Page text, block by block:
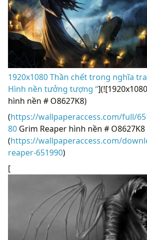
1920x1080 Thần chết trong nghĩa
Hình nền tưởng tượng “
hình nền # O8627K8)
(https://wallpaperaccess.com/full/
80 Grim Reaper hình nền # O8627K8
(https://wallpaperaccess.com/
reaper-651990)
[